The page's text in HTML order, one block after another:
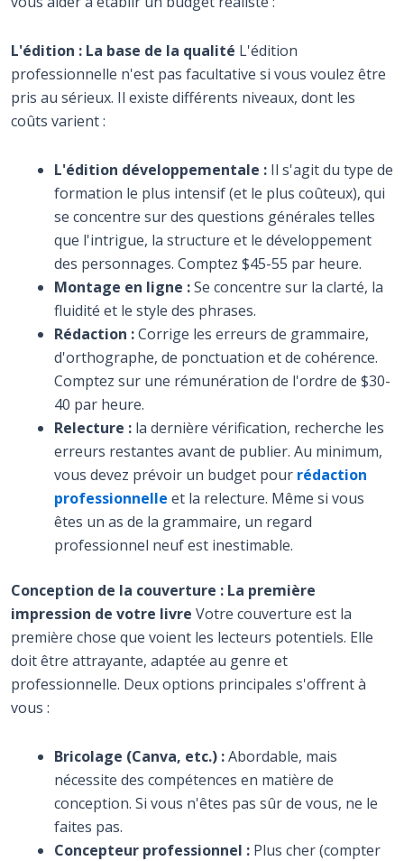
L'édition : La base de la qualité L'édition
professionnelle n'est pas facultative si vous voulez être
pris au sérieux. Il existe différents niveaux, dont les
coûts varient :
L'édition développementale : Il s'agit du type de
formation le plus intensif (et le plus coûteux), qui
se concentre sur des questions générales telles
que l'intrigue, la structure et le développement
des personnages. Comptez $45-55 par heure.
Montage en ligne :Se concentre sur la clarté, la
fluidité et le style des phrases.
Rédaction :Corrige les erreurs de grammaire,
d'orthographe, de ponctuation et de cohérence.
Comptez sur une rémunération de l'ordre de $30-
40 par heure.
Relecture : la dernière vérification, recherche les
erreurs restantes avant de publier. Au minimum,
vous devez prévoir un budget pour rédaction
professionnelle et la relecture. Même si vous
êtes un as de la grammaire, un regard
professionnel neuf est inestimable.
Conception de la couverture : La première
impression de votre livre Votre couverture est la
première chose que voient les lecteurs potentiels. Elle
doit être attrayante, adaptée au genre et
professionnelle. Deux options principales s'offrent à
vous :
Bricolage (Canva, etc.) :Abordable, mais
nécessite des compétences en matière de
conception. Si vous n'êtes pas sûr de vous, ne le
faites pas.
Concepteur professionnel : Plus cher (compter